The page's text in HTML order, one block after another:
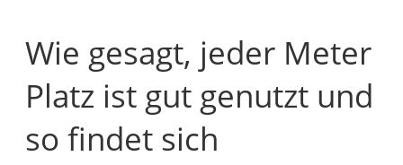
Wie gesagt, jeder Meter
Platz ist gut genutzt und
so findet sich